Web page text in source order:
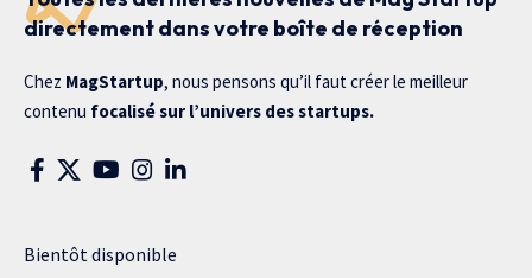
directement dans votre boîte de réception
Chez MagStartup, nous pensons qu’il faut créer le meilleur
contenu focalisé sur l’univers des startups.
Bientôt disponible